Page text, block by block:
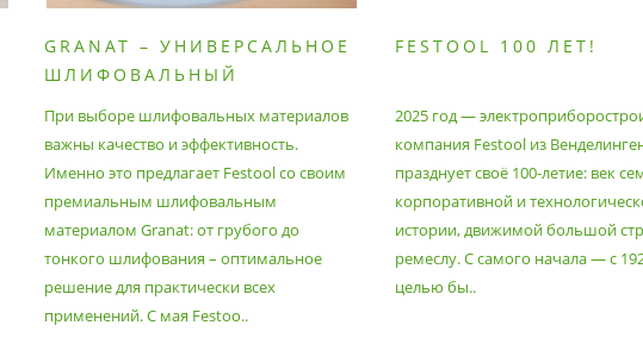
GRANAT – УНИВЕРСАЛЬНОЕ
ШЛИФОВАЛЬНЫЙ
При выборе шлифовальных материалов
важны качество и эффективность.
Именно это предлагает Festool со своим
премиальным шлифовальным
материалом Granat: от грубого до
тонкого шлифования – оптимальное
решение для практически всех
применений. С мая Festoo..
FESTOOL 100 ЛЕТ!
2025 год —
компания Festool из
празднует своё 100-летие: век
корпоративной и
истории, движимой большой
ремеслу. С самого начала — с
целью бы..